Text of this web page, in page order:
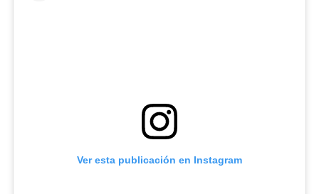
Ver esta publicación en Instagram